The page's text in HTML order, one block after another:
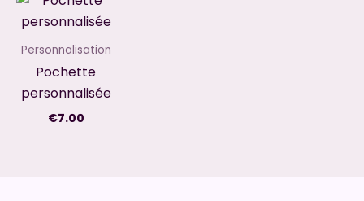
Personnalisation
Pochette
personnalisée
€7.00